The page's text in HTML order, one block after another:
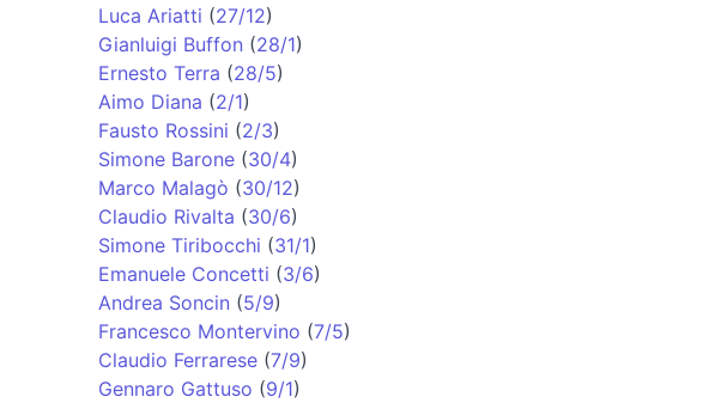
Luca Ariatti (27/12)
Gianluigi Buffon (28/1)
Ernesto Terra (28/5)
Aimo Diana (2/1)
Fausto Rossini (2/3)
Simone Barone(30/4)
Marco Malagò (30/12)
Claudio Rivalta (30/6)
Simone Tiribocchi (31/1)
Emanuele Concetti (3/6)
Andrea Soncin (5/9)
Francesco Montervino (7/5)
Claudio Ferrarese(7/9)
Gennaro Gattuso (9/1)